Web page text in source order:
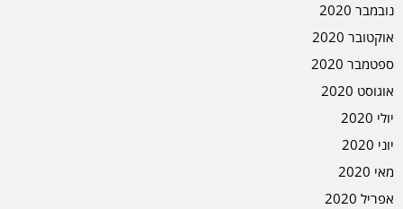
נובמבר 2020
אוקטובר 2020
ספטמבר 2020
אוגוסט 2020
יולי 2020
יוני 2020
מאי 2020
אפריל 2020